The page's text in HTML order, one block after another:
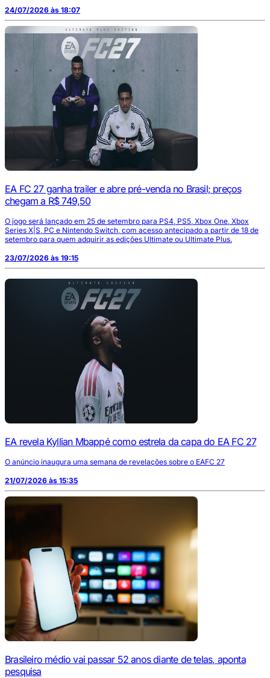
24/07/2026 às 18:07
EA FC 27 ganha trailer e abre pré-venda no Brasil; preços
chegam a R$ 749,50
O jogo será lançado em 25 de setembro para PS4, PS5, Xbox One, Xbox
Series X|S, PC e Nintendo Switch, com acesso antecipado a partir de 18 de
setembro para quem adquirir as edições Ultimate ou Ultimate Plus.
23/07/2026 às 19:15
EA revela Kyllian Mbappé como estrela da capa do EA FC 27
O anúncio inaugura uma semana de revelações sobre o EAFC 27
21/07/2026 às 15:35
Brasileiro médio vai passar 52 anos diante de telas, aponta
pesquisa